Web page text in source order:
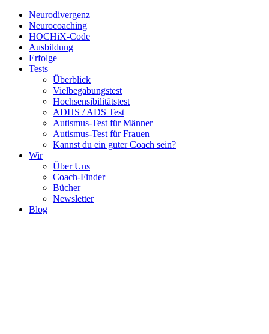
Neurodivergenz
Neurocoaching
HOCHiX-Code
Ausbildung
Erfolge
Tests
Überblick
Vielbegabungstest
Hochsensibilitätstest
ADHS / ADS Test
Autismus-Test für Männer
Autismus-Test für Frauen
Kannst du ein guter Coach sein?
Wir
Über Uns
Coach-Finder
Bücher
Newsletter
Blog